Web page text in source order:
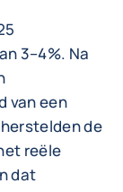
3–4%. Na
van een
de
reële
dat